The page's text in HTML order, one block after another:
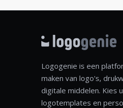
Logogenie is een
maken van logo's,
digitale middelen. Kies
logotemplates en